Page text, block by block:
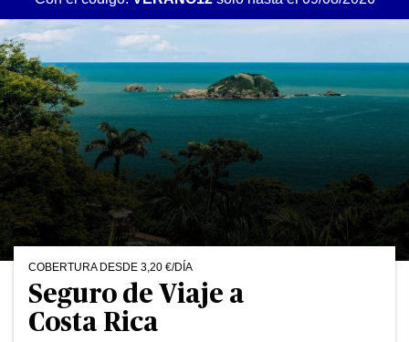
COBERTURA DESDE 3,20 €/DÍA
Seguro de Viaje a
Costa Rica